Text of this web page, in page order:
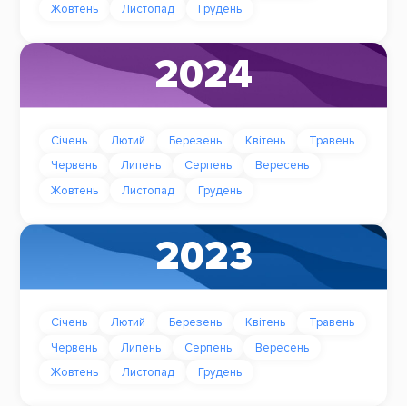
Жовтень
Листопад Грудень
2024
Січень Лютий Березень Квітень
Травень
Червень
Липень Серпень
Вересень
Жовтень
Листопад Грудень
2023
Січень Лютий Березень Квітень
Травень
Червень
Липень Серпень
Вересень
Жовтень
Листопад Грудень